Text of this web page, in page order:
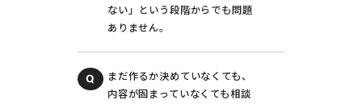
ない」という段階からでも問題
ありません。
まだ作るか決めていなくても、
内容が固まっていなくても相談